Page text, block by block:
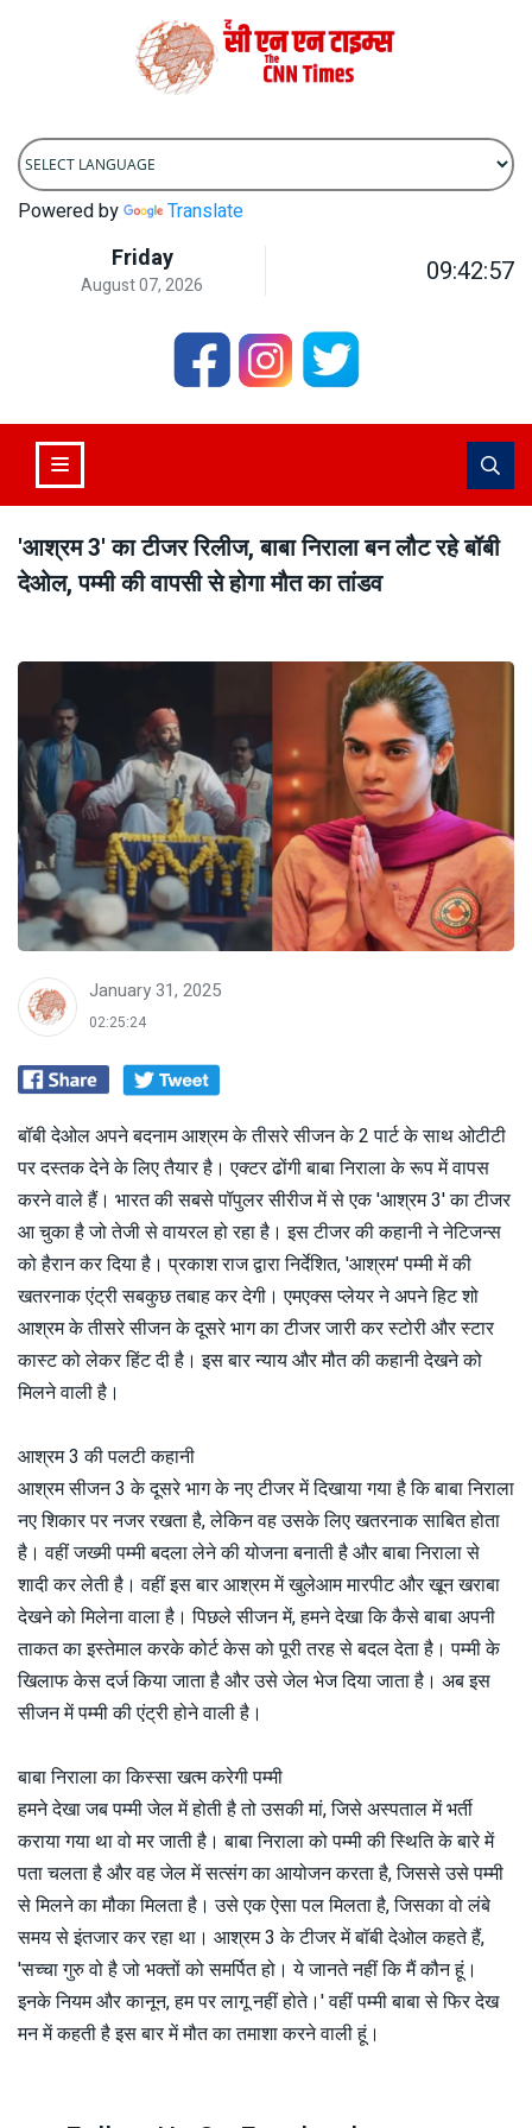
Powered by Translate
Friday
August 07, 2026 09:42:57
'आश्रम 3' का टीजर रिलीज, बाबा निराला बन लौट रहे बॉबी
देओल, पम्मी की वापसी से होगा मौत का तांडव
January 31, 2025
02:25:24
बॉबी देओल अपने बदनाम आश्रम के तीसरे सीजन के 2 पार्ट के साथ ओटीटी
पर दस्तक देने के लिए तैयार है। एक्टर ढोंगी बाबा निराला के रूप में वापस
करने वाले हैं। भारत की सबसे पॉपुलर सीरीज में से एक 'आश्रम 3' का टीजर
आ चुका है जो तेजी से वायरल हो रहा है। इस टीजर की कहानी ने नेटिजन्स
को हैरान कर दिया है। प्रकाश राज द्वारा निर्देशित, 'आश्रम' पम्मी में की
खतरनाक एंट्री सबकुछ तबाह कर देगी। एमएक्स प्लेयर ने अपने हिट शो
आश्रम के तीसरे सीजन के दूसरे भाग का टीजर जारी कर स्टोरी और स्टार
कास्ट को लेकर हिंट दी है। इस बार न्याय और मौत की कहानी देखने को
मिलने वाली है।
आश्रम 3 की पलटी कहानी
आश्रम सीजन 3 के दूसरे भाग के नए टीजर में दिखाया गया है कि बाबा निराला
नए शिकार पर नजर रखता है, लेकिन वह उसके लिए खतरनाक साबित होता
है। वहीं जख्मी पम्मी बदला लेने की योजना बनाती है और बाबा निराला से
शादी कर लेती है। वहीं इस बार आश्रम में खुलेआम मारपीट और खून खराबा
देखने को मिलेना वाला है। पिछले सीजन में, हमने देखा कि कैसे बाबा अपनी
ताकत का इस्तेमाल करके कोर्ट केस को पूरी तरह से बदल देता है। पम्मी के
खिलाफ केस दर्ज किया जाता है और उसे जेल भेज दिया जाता है। अब इस
सीजन में पम्मी की एंट्री होने वाली है।
बाबा निराला का किस्सा खत्म करेगी पम्मी
हमने देखा जब पम्मी जेल में होती है तो उसकी मां, जिसे अस्पताल में भर्ती
कराया गया था वो मर जाती है। बाबा निराला को पम्मी की स्थिति के बारे में
पता चलता है और वह जेल में सत्संग का आयोजन करता है, जिससे उसे पम्मी
से मिलने का मौका मिलता है। उसे एक ऐसा पल मिलता है, जिसका वो लंबे
समय से इंतजार कर रहा था। आश्रम 3 के टीजर में बॉबी देओल कहते हैं,
'सच्चा गुरु वो है जो भक्तों को समर्पित हो। ये जानते नहीं कि मैं कौन हूं।
इनके नियम और कानून, हम पर लागू नहीं होते।' वहीं पम्मी बाबा से फिर देख
मन में कहती है इस बार में मौत का तमाशा करने वाली हूं।